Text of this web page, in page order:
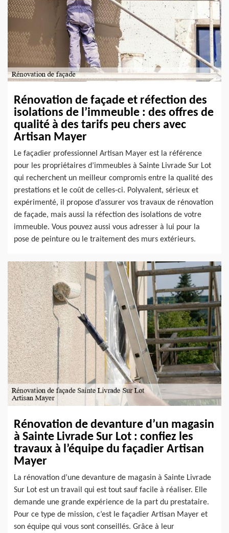
Rénovation de façade et réfection des
isolations de l’immeuble : des offres de
qualité à des tarifs peu chers avec
Artisan Mayer
Le façadier professionnel Artisan Mayer est la référence
pour les propriétaires d’immeubles à Sainte Livrade Sur Lot
qui recherchent un meilleur compromis entre la qualité des
prestations et le coût de celles-ci. Polyvalent, sérieux et
expérimenté, il propose d’assurer vos travaux de rénovation
de façade, mais aussi la réfection des isolations de votre
immeuble. Vous pouvez aussi vous adresser à lui pour la
pose de peinture ou le traitement des murs extérieurs.
Rénovation de devanture d’un magasin
à Sainte Livrade Sur Lot : confiez les
travaux à l’équipe du façadier Artisan
Mayer
La rénovation d’une devanture de magasin à Sainte Livrade
Sur Lot est un travail qui est tout sauf facile à réaliser. Elle
demande une grande expérience de la part du prestataire.
Pour ce type de mission, c’est le façadier Artisan Mayer et
son équipe qui vous sont conseillés. Grâce à leur